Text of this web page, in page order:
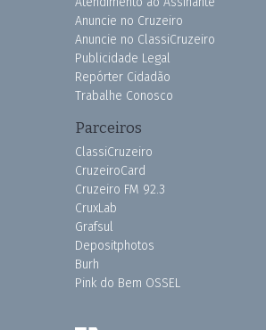
Anuncie no Cruzeiro
Anuncie no ClassiCruzeiro
Publicidade Legal
Repórter Cidadão
Trabalhe Conosco
Parceiros
ClassiCruzeiro
CruzeiroCard
Cruzeiro FM 92.3
CruxLab
Grafsul
Depositphotos
Burh
Pink do Bem OSSEL